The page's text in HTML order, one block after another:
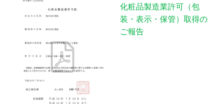
化粧品製造業許可（包
装・表示・保管）取得の
ご報告